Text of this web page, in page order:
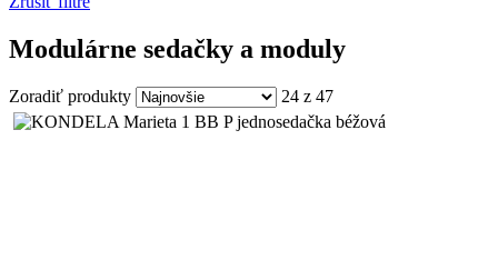
Modulárne sedačky a moduly
Zoradiť produkty 24 z 47